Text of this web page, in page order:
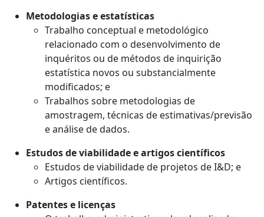
Metodologias e estatísticas
Trabalho conceptual e metodológico
relacionado com o desenvolvimento de
inquéritos ou de métodos de inquirição
estatística novos ou substancialmente
modificados; e
Trabalhos sobre metodologias de
amostragem, técnicas de estimativas/previsão
e análise de dados.
Estudos de viabilidade e artigos científicos
Estudos de viabilidade de projetos de I&D; e
Artigos científicos.
Patentes e licenças